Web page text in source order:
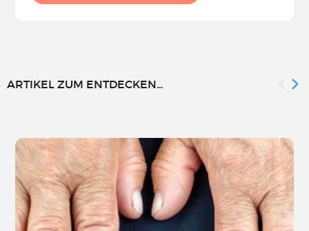
ARTIKEL ZUM ENTDECKEN...